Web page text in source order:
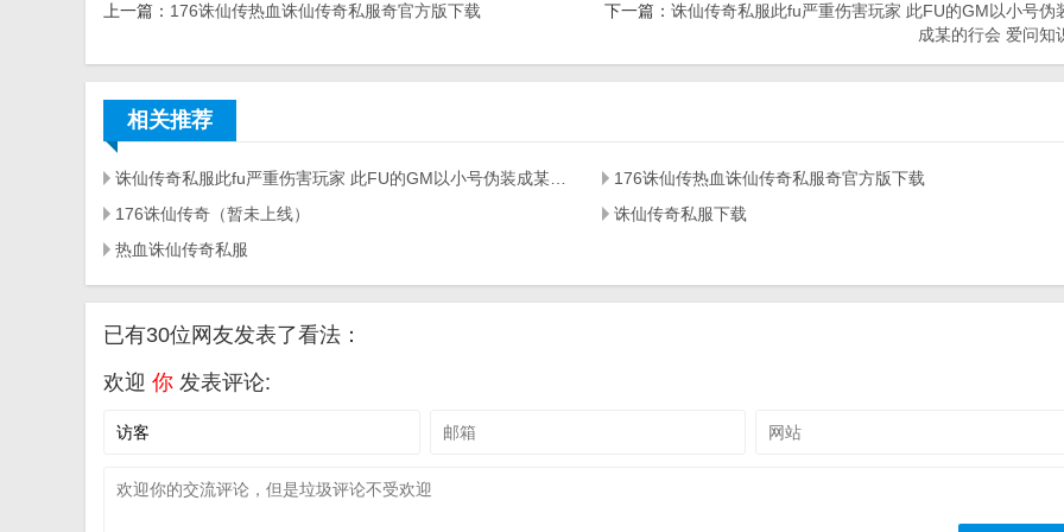
上一篇： 176诛仙传热血诛仙传奇私服奇官方版下载 下一篇： 诛仙传奇私服此fu严重伤害玩家 此FU的GM以小号伪
成某的行会 爱问知
相关推荐
176诛仙传热血诛仙传奇私服奇官方版下载
176诛仙传奇（暂未上线）
诛仙传奇私服下载
热血诛仙传奇私服
已有30位网友发表了看法：
欢迎 你 发表评论: